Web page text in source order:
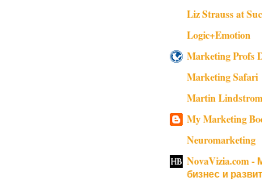
Liz Strauss at
Logic+Emotion
Marketing Profs
Marketing Safari
Martin Lindstrom
My Marketing
Neuromarketing
NovaVizia.com
бизнес и